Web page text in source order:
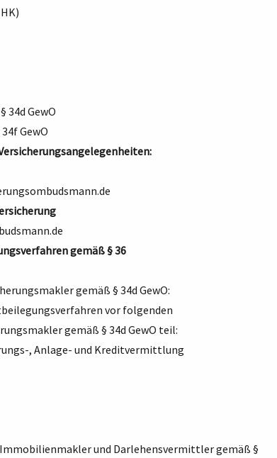
34d GewO
GewO
gemäß § 36
gemäß § 34d GewO:
vor folgenden
gemäß § 34d GewO teil:
, Anlage- und Kreditvermittlung
und Darlehensvermittler gemäß §